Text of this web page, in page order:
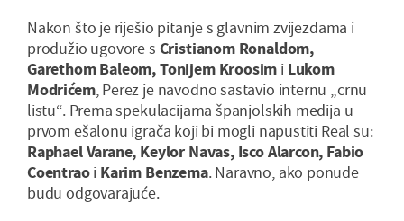
Nakon što je riješio pitanje s glavnim zvijezdama i
produžio ugovore s Cristianom Ronaldom,
Garethom Baleom, Tonijem Kroosim i Lukom
Modrićem, Perez je navodno sastavio internu „crnu
listu“. Prema spekulacijama španjolskih medija u
prvom ešalonu igrača koji bi mogli napustiti Real su:
Raphael Varane, Keylor Navas, Isco Alarcon, Fabio
Coentraoi Karim Benzema. Naravno, ako ponude
budu odgovarajuće.